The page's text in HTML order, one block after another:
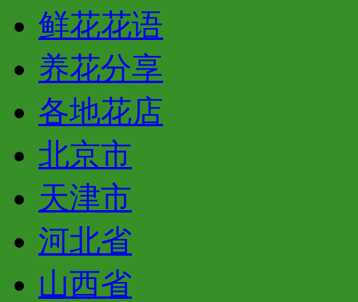
鲜花花语
养花分享
各地花店
北京市
天津市
河北省
山西省